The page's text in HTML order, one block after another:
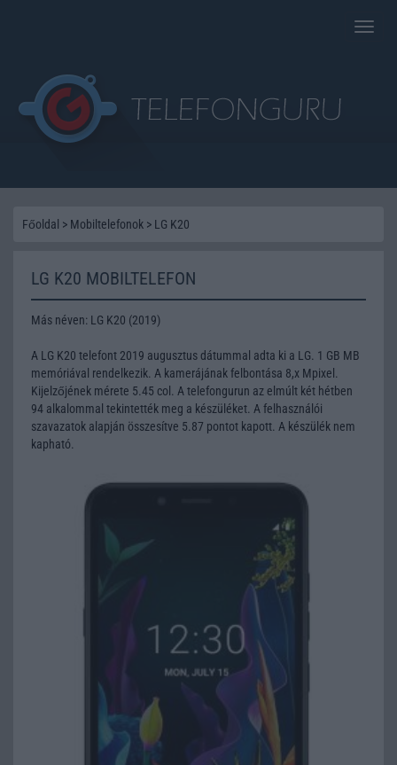
Toggle
Főoldal > Mobiltelefonok > LG K20
LG K20 MOBILTELEFON
Más néven: LG K20 (2019)
A LG K20 telefont 2019 augusztus dátummal adta ki a LG. 1 GB MB
memóriával rendelkezik. A kamerájának felbontása 8,x Mpixel.
Kijelzőjének mérete 5.45 col. A telefongurun az elmúlt két hétben
94 alkalommal tekintették meg a készüléket. A felhasználói
szavazatok alapján összesítve 5.87 pontot kapott. A készülék nem
kapható.